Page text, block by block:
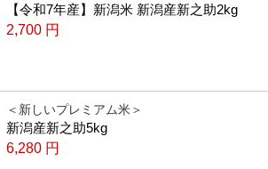
【令和7年産】新潟米 新潟産新之助2kg
2,700 円
＜新しいプレミアム米＞
新潟産新之助5kg
6,280 円